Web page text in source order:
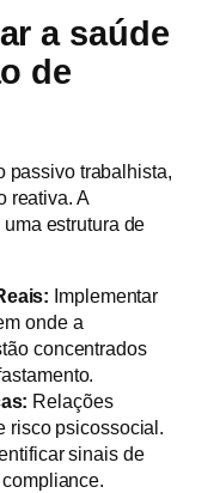
a saúde
de
passivo trabalhista,
reativa. A
estrutura de
Implementar
onde a
concentrados
Relações
risco psicossocial.
sinais de